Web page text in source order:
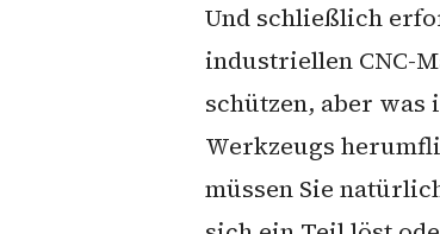
Und schließlich
industriellen CNC-
schützen, aber was
Werkzeugs
müssen Sie